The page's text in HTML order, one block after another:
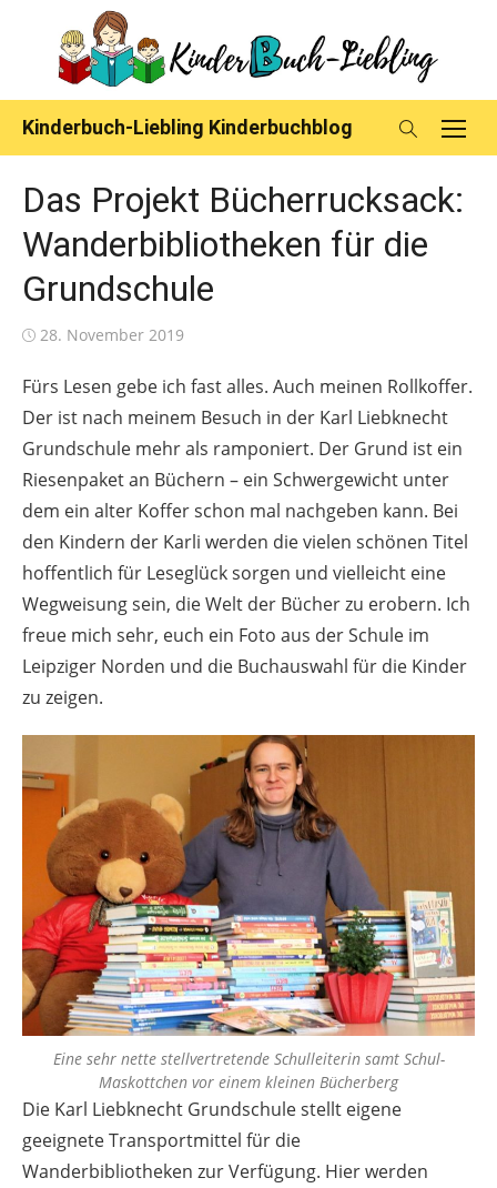
content
Kinderbuch-Liebling Kinderbuchblog
Das Projekt Bücherrucksack:
Wanderbibliotheken für die
Grundschule
Posted
28. November 2019
Fürs Lesen gebe ich fast alles. Auch meinen Rollkoffer.
Der ist nach meinem Besuch in der Karl Liebknecht
Grundschule mehr als ramponiert. Der Grund ist ein
Riesenpaket an Büchern – ein Schwergewicht unter
dem ein alter Koffer schon mal nachgeben kann. Bei
den Kindern der Karli werden die vielen schönen Titel
hoffentlich für Leseglück sorgen und vielleicht eine
Wegweisung sein, die Welt der Bücher zu erobern. Ich
freue mich sehr, euch ein Foto aus der Schule im
Leipziger Norden und die Buchauswahl für die Kinder
zu zeigen.
Eine sehr nette stellvertretende Schulleiterin samt Schul-
Maskottchen vor einem kleinen Bücherberg
Die Karl Liebknecht Grundschule stellt eigene
geeignete Transportmittel für die
Wanderbibliotheken zur Verfügung. Hier werden